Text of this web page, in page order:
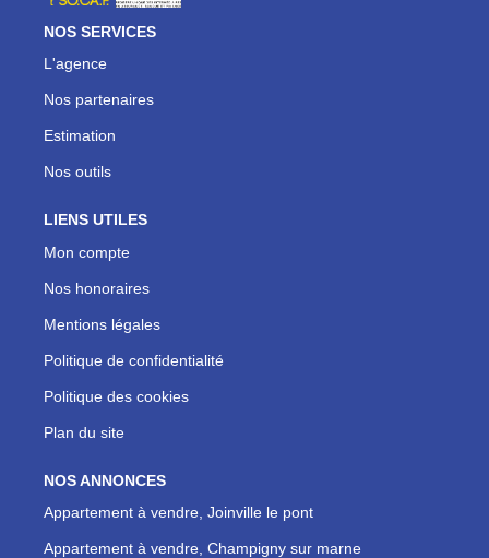
NOS SERVICES
L'agence
Nos partenaires
Estimation
Nos outils
LIENS UTILES
Mon compte
Nos honoraires
Mentions légales
Politique de confidentialité
Politique des cookies
Plan du site
NOS ANNONCES
Appartement à vendre, Joinville le pont
Appartement à vendre, Champigny sur marne